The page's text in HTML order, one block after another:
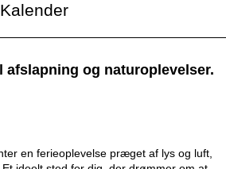
Kalender
og naturoplevelser.
en ferieoplevelse præget af lys og luft,